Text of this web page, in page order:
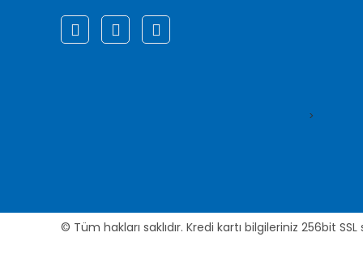
>
© Tüm hakları saklıdır. Kredi kartı bilgileriniz 256bit